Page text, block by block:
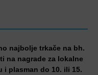
najbolje trkače na bh.
na nagrade za lokalne
i plasman do 10. ili 15.